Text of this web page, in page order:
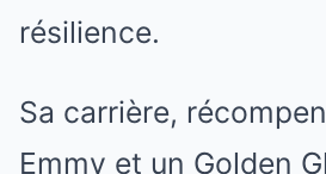
résilience.
Sa carrière,
Emmy et un Golden